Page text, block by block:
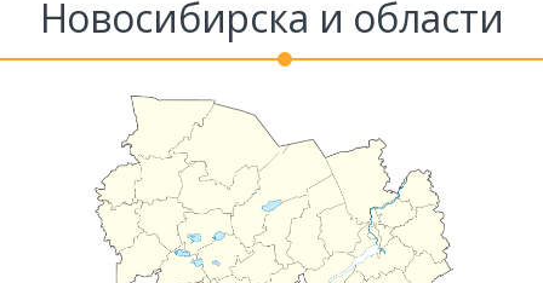
Новосибирска и области